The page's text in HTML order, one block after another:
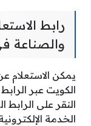
رابط
والصناعة
يمكن الاستعلام
الكويت عبر الرابط
النقر على
الخدمة